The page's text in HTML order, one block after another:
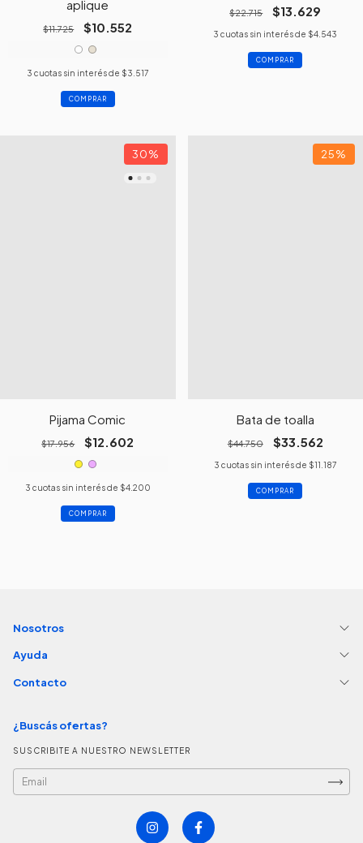
aplique
$11.725 $10.552
3 cuotas sin interés de $3.517
COMPRAR
$22.715 $13.629
3 cuotas sin interés de $4.543
COMPRAR
30%
Pijama Comic
$17.956 $12.602
3 cuotas sin interés de $4.200
COMPRAR
25%
Bata de toalla
$44.750 $33.562
3 cuotas sin interés de $11.187
COMPRAR
Nosotros
Ayuda
Contacto
¿Buscás ofertas?
SUSCRIBITE A NUESTRO NEWSLETTER